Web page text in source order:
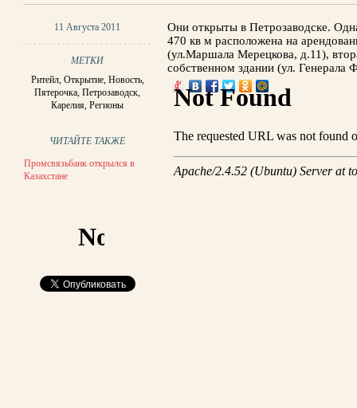
11 Августа 2011
МЕТКИ
Ритейл, Открытие, Новость,
Пятерочка,Петрозаводск,
Карелия,Регионы
ЧИТАЙТЕ ТАКЖЕ
Промсвязьбанк открылся в
Казахстане
Они открыты в Петрозаводске.
470 кв м расположена на
(ул.Маршала Мерецкова, д.11),
собственном здании (ул.